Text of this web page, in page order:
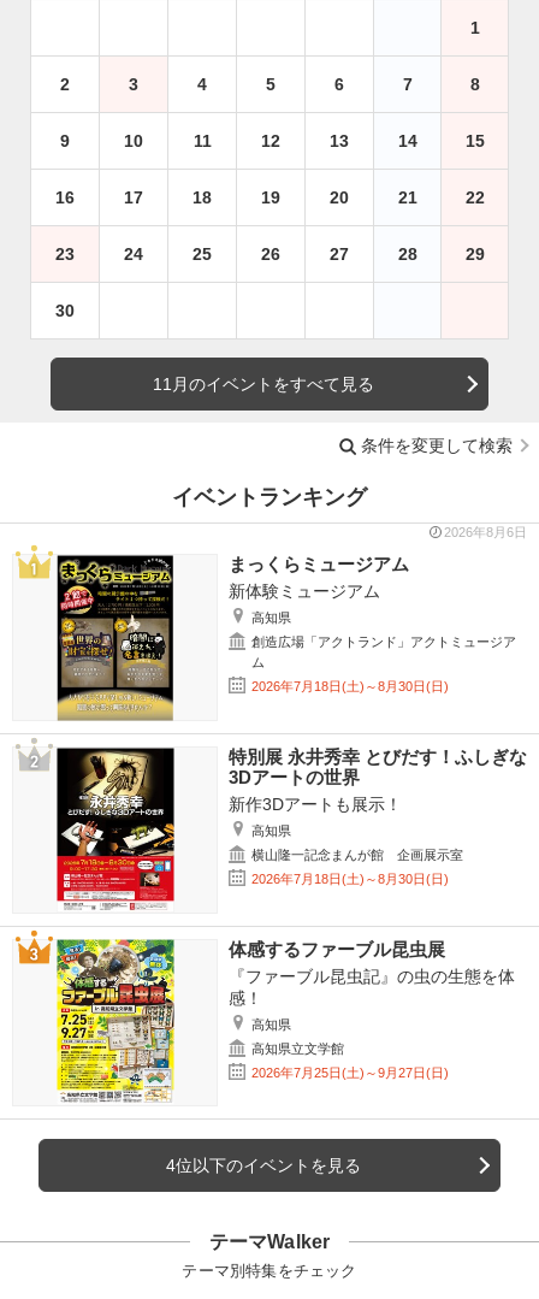
1
2 3 4 5 6 7 8
9 10 11 12 13 14 15
16 17 18 19 20 21 22
23 24 25 26 27 28 29
30
11月のイベントをすべて見る
条件を変更して検索
イベントランキング
2026年8月6日
まっくらミュージアム
新体験ミュージアム
高知県
創造広場「アクトランド」アクトミュージア
ム
2026年7月18日(土)～8月30日(日)
特別展 永井秀幸 とびだす！ふしぎな
3Dアートの世界
新作3Dアートも展示！
高知県
横山隆一記念まんが館 企画展示室
2026年7月18日(土)～8月30日(日)
体感するファーブル昆虫展
『ファーブル昆虫記』の虫の生態を体
感！
高知県
高知県立文学館
2026年7月25日(土)～9月27日(日)
4位以下のイベントを見る
テーマWalker
テーマ別特集をチェック